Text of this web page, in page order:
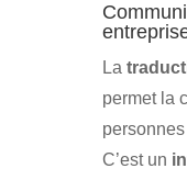
La
permet la
C’est un